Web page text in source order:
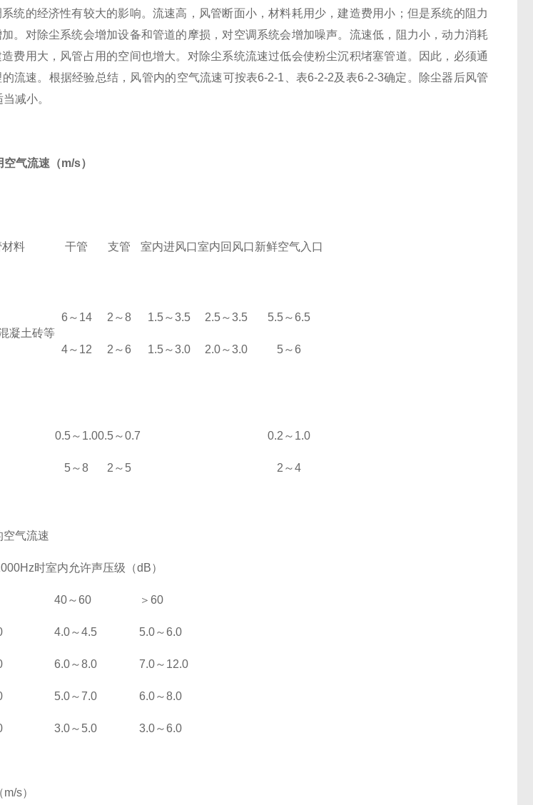
统的经济性有较大的影响。流速高，风管断面小，材料耗用少，建造费用小；但是系统的阻力
。对除尘系统会增加设备和管道的摩损，对空调系统会增加噪声。流速低，阻力小，动力消耗
费用大，风管占用的空间也增大。对除尘系统流速过低会使粉尘沉积堵塞管道。因此，必须通
流速。根据经验总结，风管内的空气流速可按表6-2-1、表6-2-2及表6-2-3确定。除尘器后风管
减小。
气流速（m/s）
材料 干管 支管 室内进风口室内回风口新鲜空气入口
凝土砖等
6 ～14
4～12
2 ～8
2 ～6
1.5～3.5
1.5～3.0
2.5～3.5
2.0～3.0
5.5～6.5
5～6
0.5～1.0
5～8
0.5～0.7
2 ～5
0.2 ～1.0
2 ～4
气流速
时室内允许声压级（dB）
40～60 ＞60
4.0～4.5 5.0～6.0
6.0～8.0 7.0～12.0
5.0～7.0 6.0～8.0
3.0～5.0 3.0～6.0
s）